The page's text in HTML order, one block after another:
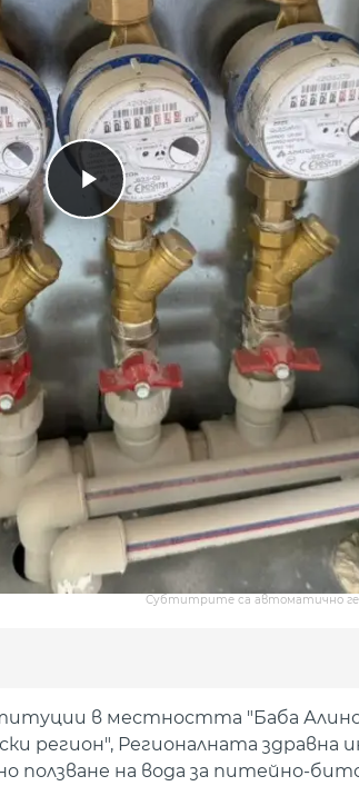
Субтитрите са автоматично
в местността "Баба Алино"
регион", Регионалната здравна
ползване на вода за питейно-